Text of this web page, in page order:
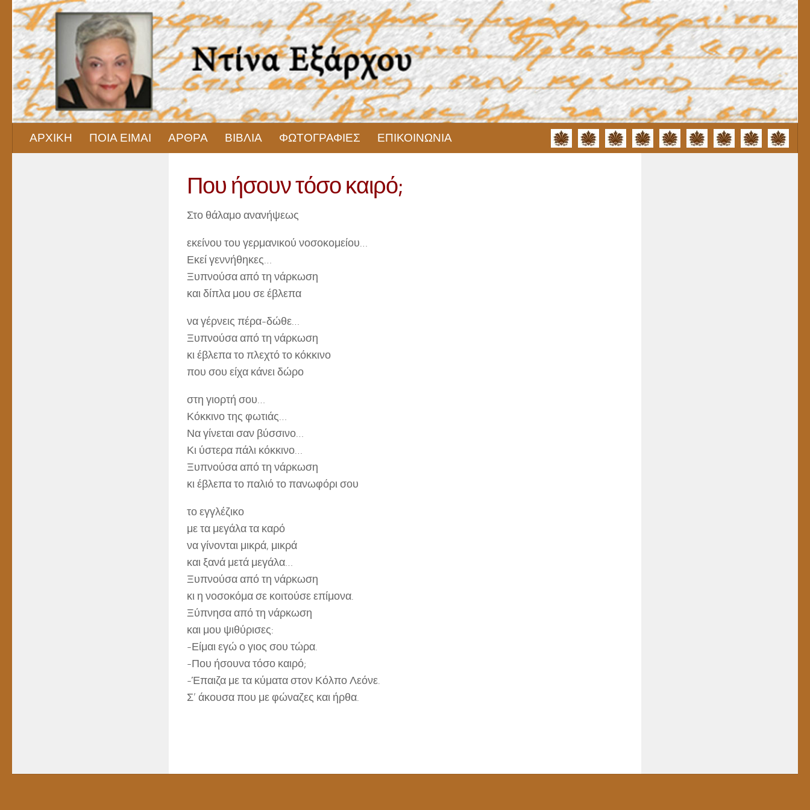
Skip to content
ΑΡΧΙΚΗ ΠΟΙΑ ΕΙΜΑΙ ΑΡΘΡΑ ΒΙΒΛΙΑ ΦΩΤΟΓΡΑΦΙΕΣ ΕΠΙΚΟΙΝΩΝΙΑ
Που ήσουν τόσο καιρό;
Στο θάλαμο ανανήψεως
εκείνου του γερμανικού νοσοκομείου…
Εκεί γεννήθηκες…
Ξυπνούσα από τη νάρκωση
και δίπλα μου σε έβλεπα
να γέρνεις πέρα-δώθε…
Ξυπνούσα από τη νάρκωση
κι έβλεπα το πλεχτό το κόκκινο
που σου είχα κάνει δώρο
στη γιορτή σου…
Κόκκινο της φωτιάς…
Να γίνεται σαν βύσσινο…
Κι ύστερα πάλι κόκκινο…
Ξυπνούσα από τη νάρκωση
κι έβλεπα το παλιό το πανωφόρι σου
το εγγλέζικο
με τα μεγάλα τα καρό
να γίνονται μικρά, μικρά
και ξανά μετά μεγάλα…
Ξυπνούσα από τη νάρκωση
κι η νοσοκόμα σε κοιτούσε επίμονα.
Ξύπνησα από τη νάρκωση
και μου ψιθύρισες:
-Είμαι εγώ ο γιος σου τώρα.
-Που ήσουνα τόσο καιρό;
-Έπαιζα με τα κύματα στον Κόλπο Λεόνε.
Σ’ άκουσα που με φώναζες και ήρθα.